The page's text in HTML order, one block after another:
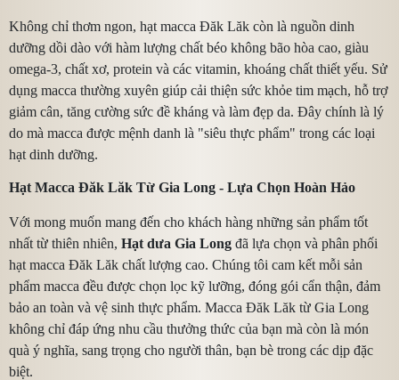
Không chỉ thơm ngon, hạt macca Đăk Lăk còn là nguồn dinh
dưỡng dồi dào với hàm lượng chất béo không bão hòa cao, giàu
omega-3, chất xơ, protein và các vitamin, khoáng chất thiết yếu. Sử
dụng macca thường xuyên giúp cải thiện sức khỏe tim mạch, hỗ trợ
giảm cân, tăng cường sức đề kháng và làm đẹp da. Đây chính là lý
do mà macca được mệnh danh là "siêu thực phẩm" trong các loại
hạt dinh dưỡng.
Hạt Macca Đăk Lăk Từ Gia Long - Lựa Chọn Hoàn Hảo
Với mong muốn mang đến cho khách hàng những sản phẩm tốt
nhất từ thiên nhiên, Hạt dưa Gia Long đã lựa chọn và phân phối
hạt macca Đăk Lăk chất lượng cao. Chúng tôi cam kết mỗi sản
phẩm macca đều được chọn lọc kỹ lưỡng, đóng gói cẩn thận, đảm
bảo an toàn và vệ sinh thực phẩm. Macca Đăk Lăk từ Gia Long
không chỉ đáp ứng nhu cầu thưởng thức của bạn mà còn là món
quà ý nghĩa, sang trọng cho người thân, bạn bè trong các dịp đặc
biệt.